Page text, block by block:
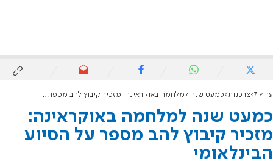
ערוץ 7 צרכנות כמעט שנה למלחמה באוקראינה: מזכיר קיבוץ להב מספר על הסיוע הבינלאומי
כמעט שנה למלחמה באוקראינה:
מזכיר קיבוץ להב מספר על הסיוע
הבינלאומי